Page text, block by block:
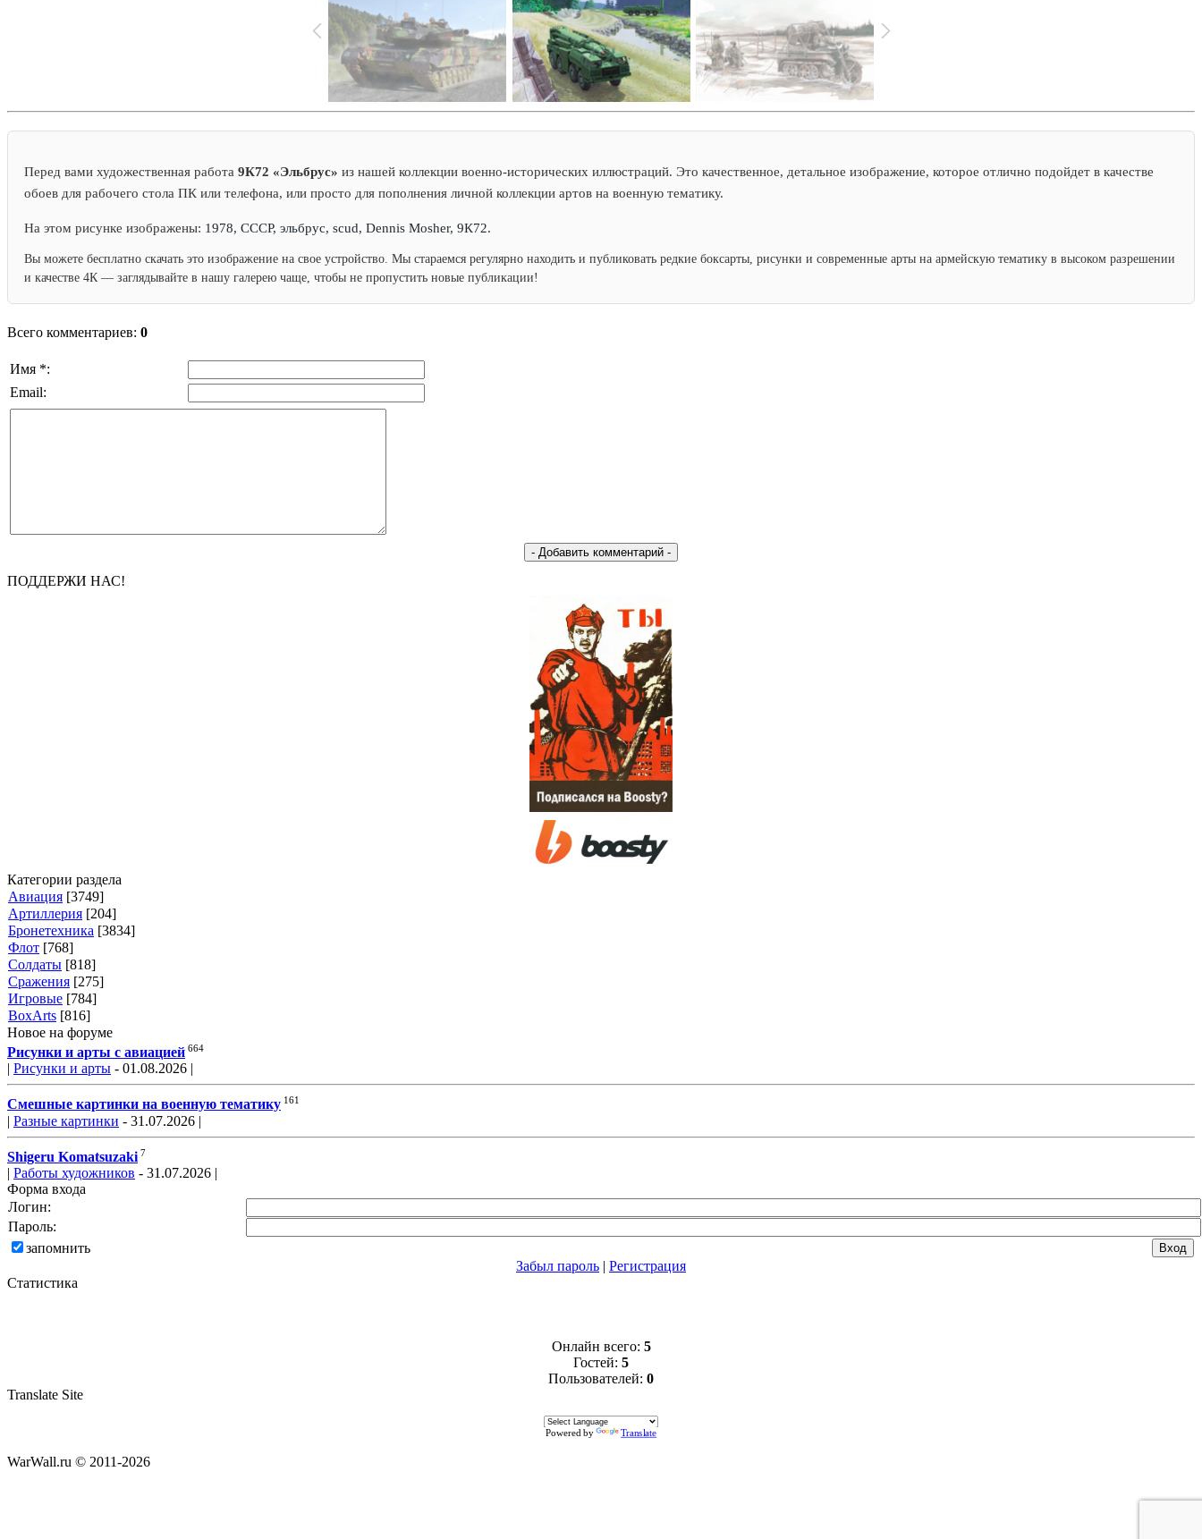
Перед вами художественная работа 9К72 «Эльбрус» из нашей коллекции военно-исторических иллюстраций. Это качественное, детальное изображение, которое отлично подойдет в качестве
обоев для рабочего стола ПК или телефона, или просто для пополнения личной коллекции артов на военную тематику.
На этом рисунке изображены: 1978, СССР, эльбрус, scud, Dennis Mosher, 9К72.
Вы можете бесплатно скачать это изображение на свое устройство. Мы стараемся регулярно находить и публиковать редкие боксарты, рисунки и современные арты на армейскую тематику в высоком разрешении
и качестве 4К — заглядывайте в нашу галерею чаще, чтобы не пропустить новые публикации!
Всего комментариев: 0
Имя *:
Email:
ПОДДЕРЖИ НАС!
Категории раздела
Авиация [3749]
Артиллерия [204]
Бронетехника [3834]
Флот [768]
Солдаты [818]
Сражения [275]
Игровые [784]
BoxArts [816]
Новое на форуме
Рисунки и арты с авиацией 664
| Рисунки и арты - 01.08.2026 |
Смешные картинки на военную тематику 161
| Разные картинки - 31.07.2026 |
Shigeru Komatsuzaki 7
| Работы художников - 31.07.2026 |
Форма входа
Логин:
Пароль:
запомнить
Забыл пароль | Регистрация
Статистика
Онлайн всего: 5
Гостей: 5
Пользователей: 0
Translate Site
Powered by Translate
WarWall.ru © 2011-2026